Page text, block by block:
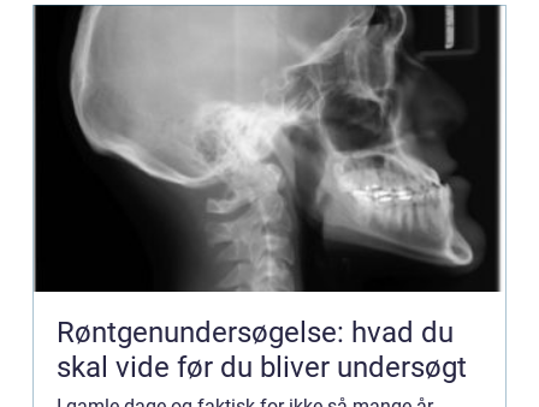
Røntgenundersøgelse: hvad du
skal vide før du bliver undersøgt